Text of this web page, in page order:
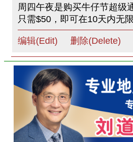
周四午夜是购买牛仔节超级
只需$50，即可在10天内无限
编辑(Edit) 删除(Delete)